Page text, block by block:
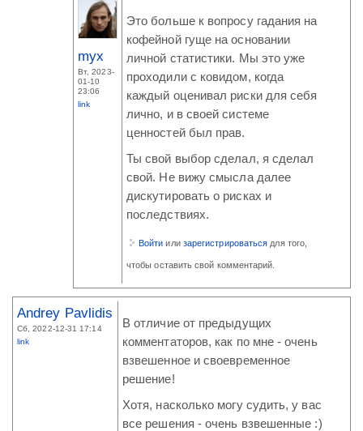
myx
Вт, 2023-
01-10
23:06
link
Это больше к вопросу гадания на
кофейной гуще на основании
личной статистики. Мы это уже
проходили с ковидом, когда
каждый оценивал риски для себя
лично, и в своей системе
ценностей был прав.
Ты свой выбор сделал, я сделал
свой. Не вижу смысла далее
дискутировать о рисках и
последствиях.
Войти или зарегистрироваться для того,
чтобы оставить свой комментарий.
Andrey Pavlidis
Сб, 2022-12-31 17:14
link
В отличие от предыдущих
комментаторов, как по мне - очень
взвешенное и своевременное
решение!
Хотя, насколько могу судить, у вас
все решения - очень взвешенные :)